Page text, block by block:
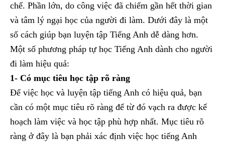
chế. Phần lớn, do công việc đã chiếm gần hết thời gian
và tâm lý ngại học của người đi làm. Dưới đây là một
số cách giúp bạn luyện tập Tiếng Anh dễ dàng hơn.
Một số phương pháp tự học Tiếng Anh dành cho người
đi làm hiệu quả:
1- Có mục tiêu học tập rõ ràng
Để việc học và luyện tập tiếng Anh có hiệu quả, bạn
cần có một mục tiêu rõ ràng để từ đó vạch ra được kế
hoạch làm việc và học tập phù hợp nhất. Mục tiêu rõ
ràng ở đây là bạn phải xác định việc học tiếng Anh